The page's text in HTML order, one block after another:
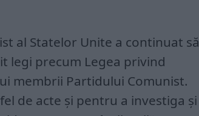
al Statelor Unite a continuat să
legi precum Legea privind
membrii Partidului Comunist.
de acte și pentru a investiga și